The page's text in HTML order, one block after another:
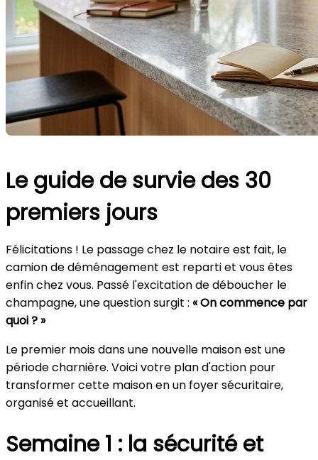
Le guide de survie des 30
premiers jours
Félicitations ! Le passage chez le notaire est fait, le
camion de déménagement est reparti et vous êtes
enfin chez vous. Passé l'excitation de déboucher le
champagne, une question surgit : « On commence par
quoi ? »
Le premier mois dans une nouvelle maison est une
période charnière. Voici votre plan d'action pour
transformer cette maison en un foyer sécuritaire,
organisé et accueillant.
Semaine 1 : la sécurité et